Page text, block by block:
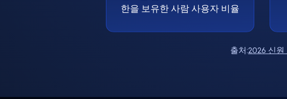
한을 보유한 사람 사용자 비율
출처:2026 신원